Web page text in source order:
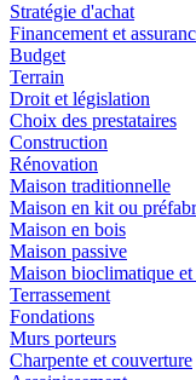
Stratégie d'achat
Financement et
Budget
Terrain
Droit et législation
Choix des prestataires
Construction
Rénovation
Maison traditionnelle
Maison en kit ou
Maison en bois
Maison passive
Maison bioclimatique et
Terrassement
Fondations
Murs porteurs
Charpente et couverture